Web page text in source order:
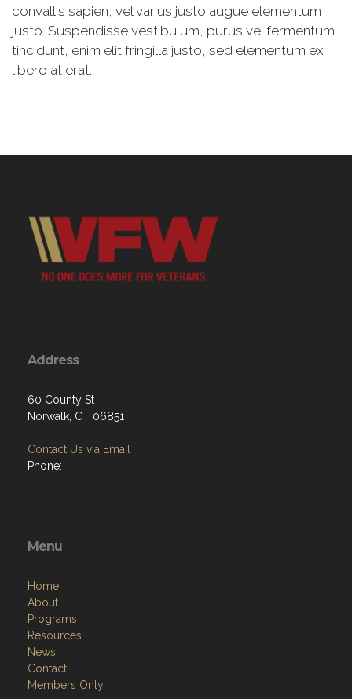
convallis sapien, vel varius justo augue elementum
justo. Suspendisse vestibulum, purus vel fermentum
tincidunt, enim elit fringilla justo, sed elementum ex
libero at erat.
Address
60 County St
Norwalk, CT 06851
Contact Us via Email
Phone:
Menu
Home
About
Programs
Resources
News
Contact
Members Only